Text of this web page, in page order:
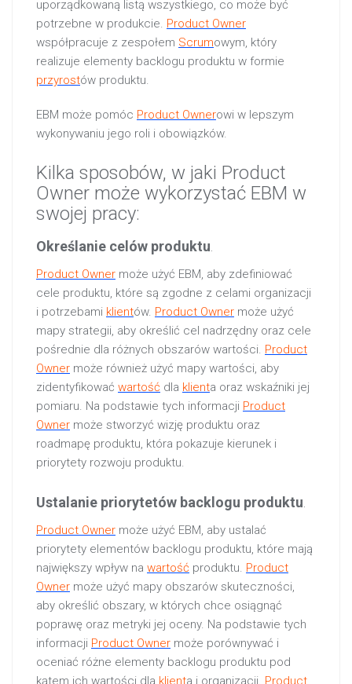
uporządkowaną listą wszystkiego, co może być
potrzebne w produkcie. Product Owner
współpracuje z zespołem Scrumowym, który
realizuje elementy backlogu produktu w formie
przyrostów produktu.
EBM może pomóc Product Ownerowi w lepszym
wykonywaniu jego roli i obowiązków.
Kilka sposobów, w jaki Product
Owner może wykorzystać EBM w
swojej pracy:
Określanie celów produktu
Product Owner może użyć EBM, aby zdefiniować
cele produktu, które są zgodne z celami organizacji
i potrzebami klientów. Product Owner może użyć
mapy strategii, aby określić cel nadrzędny oraz cele
pośrednie dla różnych obszarów wartości. Product
Owner może również użyć mapy wartości, aby
zidentyfikować wartość dla klienta oraz wskaźniki jej
pomiaru. Na podstawie tych informacji Product
Owner może stworzyć wizję produktu oraz
roadmapę produktu, która pokazuje kierunek i
priorytety rozwoju produktu.
Ustalanie priorytetów backlogu produktu
Product Owner może użyć EBM, aby ustalać
priorytety elementów backlogu produktu, które mają
największy wpływ na wartość produktu. Product
Owner może użyć mapy obszarów skuteczności,
aby określić obszary, w których chce osiągnąć
poprawę oraz metryki jej oceny. Na podstawie tych
informacji Product Owner może porównywać i
oceniać różne elementy backlogu produktu pod
kątem ich wartości dla klienta i organizacji. Product